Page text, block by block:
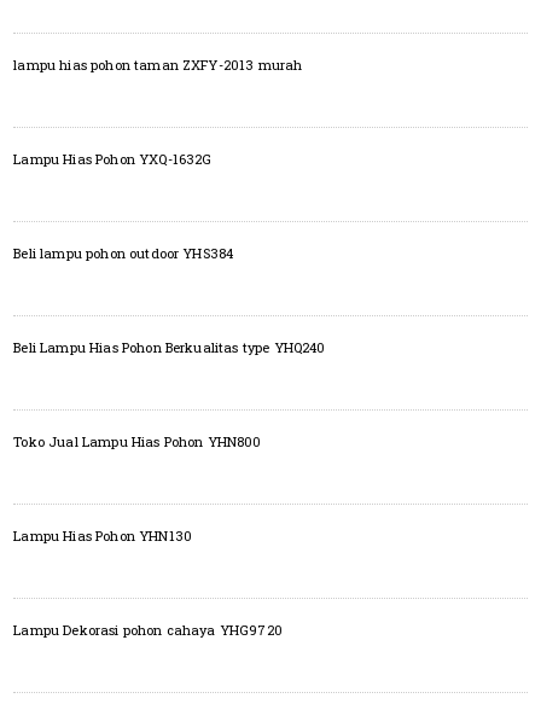
lampu hias pohon taman ZXFY-2013 murah
Lampu Hias Pohon YXQ-1632G
Beli lampu pohon outdoor YHS384
Beli Lampu Hias Pohon Berkualitas type YHQ240
Toko Jual Lampu Hias Pohon YHN800
Lampu Hias Pohon YHN130
Lampu Dekorasi pohon cahaya YHG9720